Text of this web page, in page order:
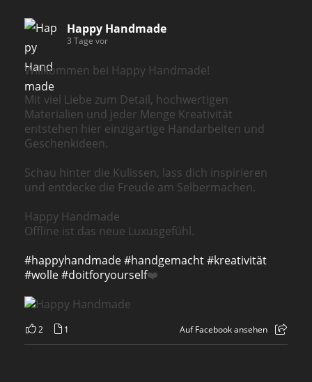
Happy Handmade
3 Tage vor
Willkommen bei Happy Handmade!
Mit viel Liebe zum Detail, hochwertigen
Materialien und jeder Menge Kreativität
entstehen hier einzigartige Handarbeiten und
Geschenkideen.
Schau hinter die Kulissen, lass dich inspirieren
und entdecke die Freude am Selbermachen.
Happy Handmade
Offline ist das neue Luxusgefühl.
#happyhandmade#handgemacht#kreativität
#wolle#doitforyourself❤️
2 1 Auf Facebook ansehen